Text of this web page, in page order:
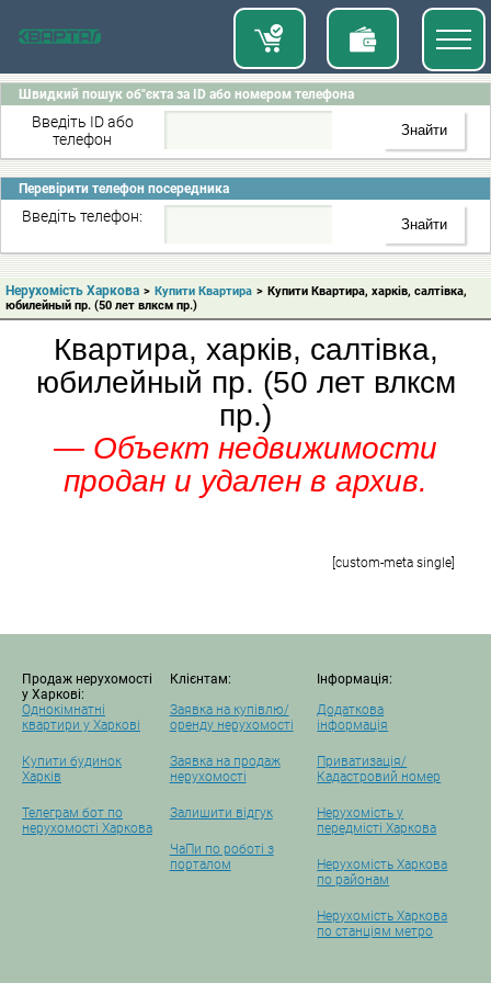
Швидкий пошук об"єкта за ID або номером телефона
Введіть ID або
телефон
Перевірити телефон посередника
Введіть телефон:
Нерухомість Харкова > Купити Квартира > Купити Квартира, харків, салтівка,
юбилейный пр. (50 лет влксм пр.)
Квартира, харків, салтівка,
юбилейный пр. (50 лет влксм
пр.)
— Объект недвижимости
продан и удален в архив.
[custom-meta single]
Продаж нерухомості
у Харкові:
Однокімнатні
квартири у Харкові
Купити будинок
Харків
Телеграм бот по
нерухомості Харкова
Клієнтам:
Заявка на купівлю/
оренду нерухомості
Заявка на продаж
нерухомості
Залишити відгук
ЧаПи по роботі з
порталом
Інформація:
Додаткова
інформація
Приватизація/
Кадастровий номер
Нерухомість у
передмісті Харкова
Нерухомість Харкова
по районам
Нерухомість Харкова
по станціям метро